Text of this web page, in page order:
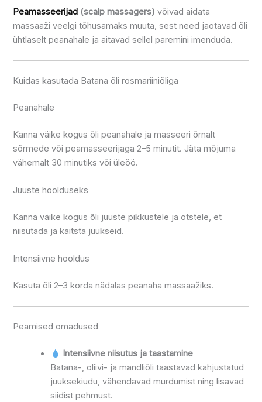
Peamasseerijad (scalp massagers) võivad aidata
massaaži veelgi tõhusamaks muuta, sest need jaotavad õli
ühtlaselt peanahale ja aitavad sellel paremini imenduda.
Kuidas kasutada Batana õli rosmariiniõliga
Peanahale
Kanna väike kogus õli peanahale ja masseeri õrnalt
sõrmede või peamasseerijaga 2–5 minutit. Jäta mõjuma
vähemalt 30 minutiks või üleöö.
Juuste hoolduseks
Kanna väike kogus õli juuste pikkustele ja otstele, et
niisutada ja kaitsta juukseid.
Intensiivne hooldus
Kasuta õli 2–3 korda nädalas peanaha massaažiks.
Peamised omadused
Intensiivne niisutus ja taastamine
Batana-, oliivi- ja mandliõli taastavad kahjustatud
juuksekiudu, vähendavad murdumist ning lisavad
siidist pehmust.